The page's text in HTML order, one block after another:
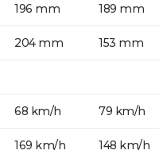
196 mm 189 mm
204 mm 153 mm
68 km/h 79 km/h
169 km/h 148 km/h